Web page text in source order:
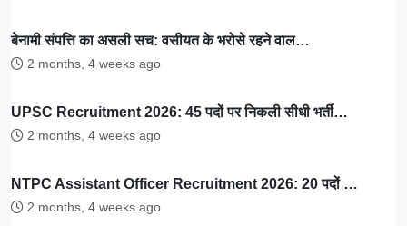
बेनामी संपत्ति का असली सच: वसीयत के भरोसे रहने वाल…
2 months, 4 weeks ago
UPSC Recruitment 2026: 45 पदों पर निकली सीधी भर्ती…
2 months, 4 weeks ago
NTPC Assistant Officer Recruitment 2026: 20 पदों …
2 months, 4 weeks ago